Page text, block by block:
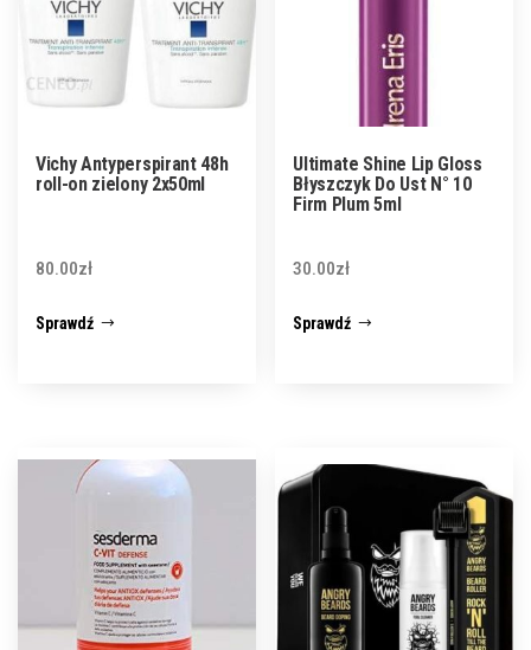
Vichy Antyperspirant 48h
roll-on zielony 2x50ml
80.00zł
Sprawdź
Ultimate Shine Lip Gloss
Błyszczyk Do Ust N° 10
Firm Plum 5ml
30.00zł
Sprawdź